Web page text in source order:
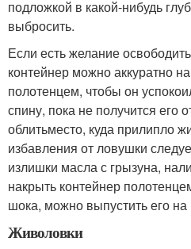
подложкой в какой‑нибудь
выбросить.
Если есть желание
контейнер можно аккуратно
полотенцем, чтобы он
спину, пока не получится его
облитьместо, куда прилипло
избавления от ловушки
излишки масла с грызуна,
накрыть контейнер
шока, можно выпустить его
Живоловки